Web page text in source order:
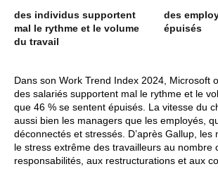
Dans son Work Trend Index 2024, Microsoft
des salariés supportent mal le rythme et le
que 46 % se sentent épuisés. La vitesse du
aussi bien les managers que les employés,
déconnectés et stressés. D’après Gallup, les
le stress extrême des travailleurs au nombre
responsabilités, aux restructurations et aux
des individus supportent
mal le rythme et le volume
du travail
des
épuisés